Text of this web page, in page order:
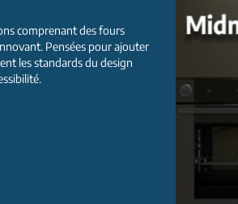
comprenant des fours
Pensées pour ajouter
les standards du design